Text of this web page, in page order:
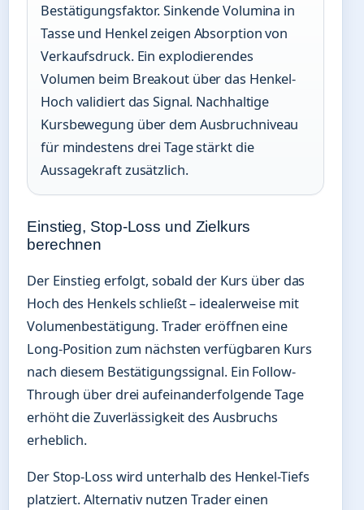
Bestätigungsfaktor. Sinkende Volumina in
Tasse und Henkel zeigen Absorption von
Verkaufsdruck. Ein explodierendes
Volumen beim Breakout über das Henkel-
Hoch validiert das Signal. Nachhaltige
Kursbewegung über dem Ausbruchniveau
für mindestens drei Tage stärkt die
Aussagekraft zusätzlich.
Einstieg, Stop-Loss und Zielkurs
berechnen
Der Einstieg erfolgt, sobald der Kurs über das
Hoch des Henkels schließt – idealerweise mit
Volumenbestätigung. Trader eröffnen eine
Long-Position zum nächsten verfügbaren Kurs
nach diesem Bestätigungssignal. Ein Follow-
Through über drei aufeinanderfolgende Tage
erhöht die Zuverlässigkeit des Ausbruchs
erheblich.
Der Stop-Loss wird unterhalb des Henkel-Tiefs
platziert. Alternativ nutzen Trader einen